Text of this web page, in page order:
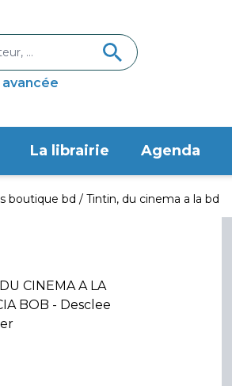
La librairie Agenda
boutique bd Tintin, du cinema a la bd